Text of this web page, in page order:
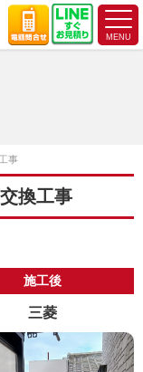
事
換工事
施工後
三菱